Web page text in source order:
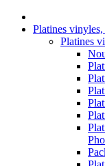
Platines
Platines